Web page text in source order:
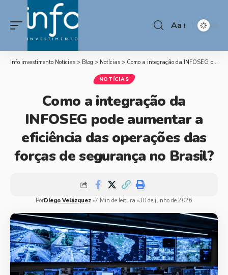
Aa
Info investimento Notícias > Blog > Notícias > Como a integração da INFOSEG pode aumentar a eficiência das operações das forças de segurança no Brasil?
NOTÍCIAS
Como a integração da
INFOSEG pode aumentar a
eficiência das operações das
forças de segurança no Brasil?
PorDiego Velázquez 7 Min de leitura 30 de junho de 2026